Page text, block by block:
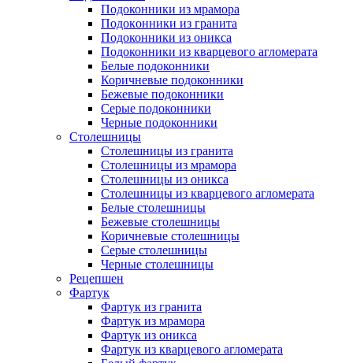
Подоконники из мрамора
Подокoнники из гранита
Подоконники из оникса
Подоконники из кварцевого агломерата
Белые подоконники
Коричневые подоконники
Бежевые подоконники
Серые подоконники
Черные подоконники
Столешницы
Столешницы из гранита
Столешницы из мрамора
Столешницы из оникса
Столешницы из кварцевого агломерата
Белые столешницы
Бежевые столешницы
Коричневые столешницы
Серые столешницы
Черные столешницы
Рецепшен
Фартук
Фартук из гранита
Фартук из мрамора
Фартук из оникса
Фартук из кварцевого агломерата